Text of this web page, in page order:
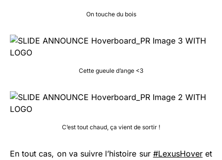
On touche du bois
Cette gueule d’ange <3
C’est tout chaud, ça vient de sortir !
En tout cas, on va suivre l’histoire sur #LexusHoveret